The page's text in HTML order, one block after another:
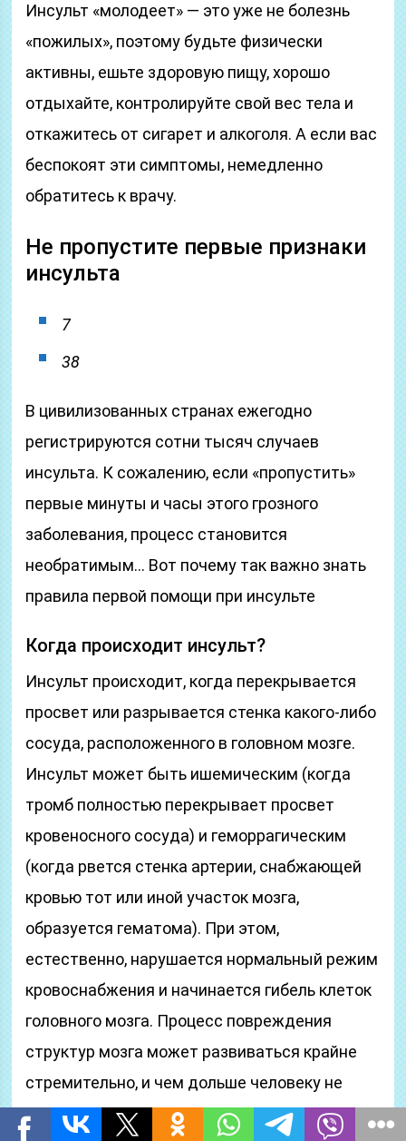
Инсульт «молодеет» — это уже не болезнь
«пожилых», поэтому будьте физически
активны, ешьте здоровую пищу, хорошо
отдыхайте, контролируйте свой вес тела и
откажитесь от сигарет и алкоголя. А если вас
беспокоят эти симптомы, немедленно
обратитесь к врачу.
Не пропустите первые признаки
инсульта
7
38
В цивилизованных странах ежегодно
регистрируются сотни тысяч случаев
инсульта. К сожалению, если «пропустить»
первые минуты и часы этого грозного
заболевания, процесс становится
необратимым… Вот почему так важно знать
правила первой помощи при инсульте
Когда происходит инсульт?
Инсульт происходит, когда перекрывается
просвет или разрывается стенка какого-либо
сосуда, расположенного в головном мозге.
Инсульт может быть ишемическим (когда
тромб полностью перекрывает просвет
кровеносного сосуда) и геморрагическим
(когда рвется стенка артерии, снабжающей
кровью тот или иной участок мозга,
образуется гематома). При этом,
естественно, нарушается нормальный режим
кровоснабжения и начинается гибель клеток
головного мозга. Процесс повреждения
структур мозга может развиваться крайне
стремительно, и чем дольше человеку не
оказывается должная медицинская помощь,